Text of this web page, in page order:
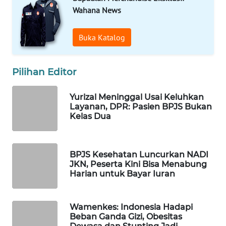
Wahana News
Buka Katalog
Pilihan Editor
Yurizal Meninggal Usai Keluhkan
Layanan, DPR: Pasien BPJS Bukan
Kelas Dua
BPJS Kesehatan Luncurkan NADI
JKN, Peserta Kini Bisa Menabung
Harian untuk Bayar Iuran
Wamenkes: Indonesia Hadapi
Beban Ganda Gizi, Obesitas
WAHANA
SPORT
WAHANA
WAHANA
WAHANA